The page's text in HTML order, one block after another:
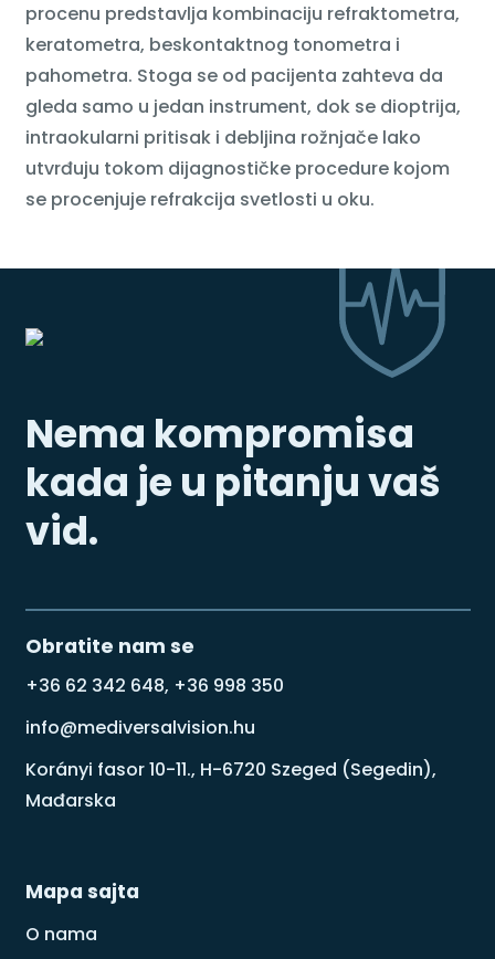
procenu predstavlja kombinaciju refraktometra,
keratometra, beskontaktnog tonometra i
pahometra. Stoga se od pacijenta zahteva da
gleda samo u jedan instrument, dok se dioptrija,
intraokularni pritisak i debljina rožnjače lako
utvrđuju tokom dijagnostičke procedure kojom
se procenjuje refrakcija svetlosti u oku.
Nema kompromisa
kada je u pitanju vaš
vid.
Obratite nam se
+36 62 342 648, +36 998 350
info@mediversalvision.hu
Korányi fasor 10-11., H-6720 Szeged (Segedin),
Mađarska
Mapa sajta
O nama